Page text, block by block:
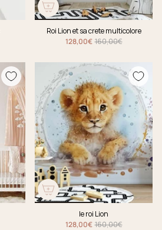
Roi Lion et sa crete multicolore
128,00€ 160,00€
le roi Lion
128,00€ 160,00€